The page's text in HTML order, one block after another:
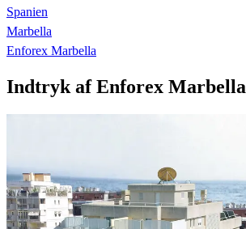
Spanien
Marbella
Enforex Marbella
Indtryk af Enforex Marbella